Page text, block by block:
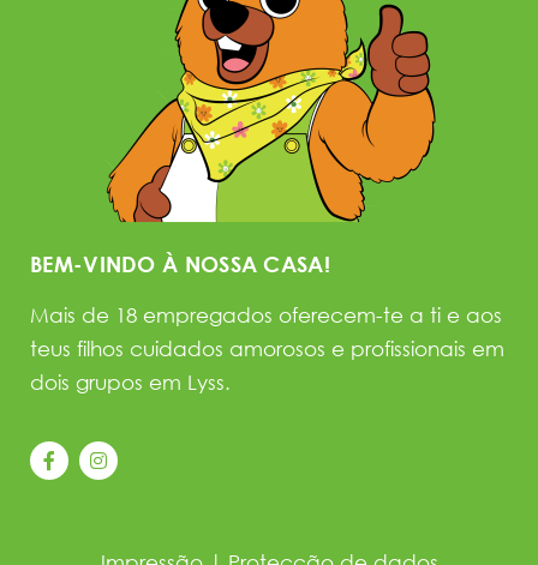
BEM-VINDO À NOSSA CASA!
Mais de 18 empregados oferecem-te a ti e aos
teus filhos cuidados amorosos e profissionais em
dois grupos em Lyss.